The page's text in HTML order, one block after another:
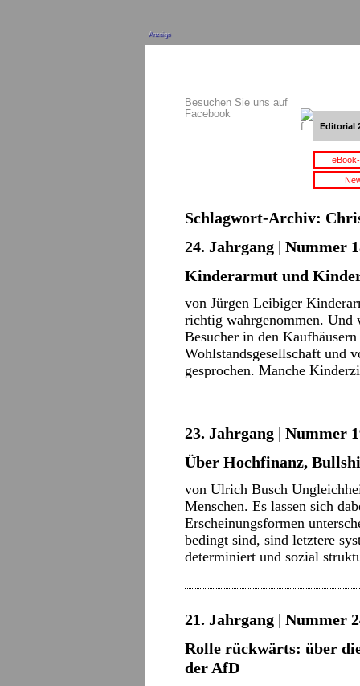
Anzeige
Besuchen Sie uns auf
Facebook
Editorial
Schlagwort-Archiv:
24. Jahrgang | Nummer
Kinderarmut und
von Jürgen Leibiger
richtig wahrgenommen. Und
Besucher in den
Wohlstandsgesellschaft und
gesprochen. Manche
23. Jahrgang | Nummer
Über Hochfinanz,
von Ulrich Busch
Menschen. Es lassen sich
Erscheinungsformen
bedingt sind, sind letztere
determiniert und sozial
21. Jahrgang | Nummer
Rolle rückwärts: über
der AfD